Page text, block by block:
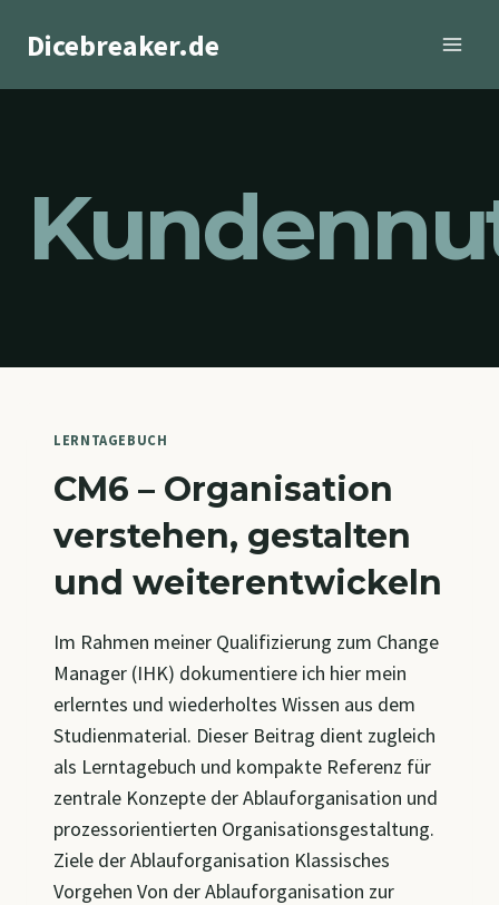
InhaltDicebreaker.de
LERNTAGEBUCH
CM6 – Organisation
verstehen, gestalten
und weiterentwickeln
Im Rahmen meiner Qualifizierung zum Change
Manager (IHK) dokumentiere ich hier mein
erlerntes und wiederholtes Wissen aus dem
Studienmaterial. Dieser Beitrag dient zugleich
als Lerntagebuch und kompakte Referenz für
zentrale Konzepte der Ablauforganisation und
prozessorientierten Organisationsgestaltung.
Ziele der Ablauforganisation Klassisches
Vorgehen Von der Ablauforganisation zur